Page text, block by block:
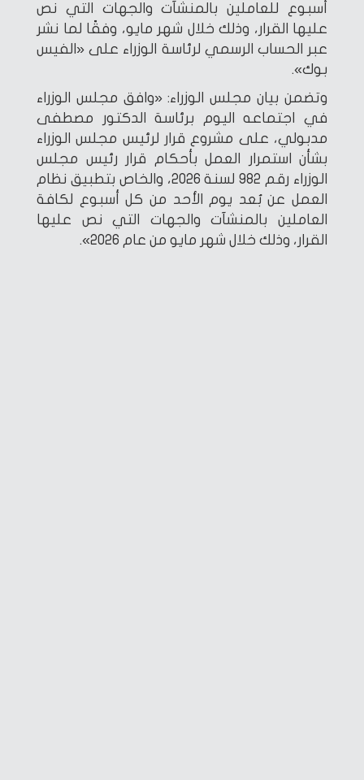
أسبوع للعاملين بالمنشآت والجهات التي نص
عليها القرار، وذلك خلال شهر مايو، وفقًا لما نشر
عبر الحساب الرسمي لرئاسة الوزراء على «الفيس
بوك».
وتضمن بيان مجلس الوزراء: «وافق مجلس الوزراء
في اجتماعه اليوم برئاسة الدكتور مصطفى
مدبولي، على مشروع قرار لرئيس مجلس الوزراء
بشأن استمرار العمل بأحكام قرار رئيس مجلس
الوزراء رقم 982 لسنة 2026، والخاص بتطبيق نظام
العمل عن بُعد يوم الأحد من كل أسبوع لكافة
العاملين بالمنشآت والجهات التي نص عليها
القرار، وذلك خلال شهر مايو من عام 2026».